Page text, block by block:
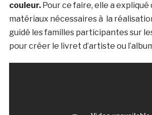
couleur.Pour ce faire, elle a expliqué
matériaux nécessaires à la
guidé les familles participantes sur
pour créer le livret d’artiste ou